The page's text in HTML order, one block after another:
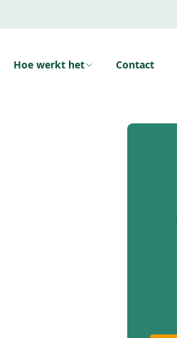
Hoe werkt het Contact